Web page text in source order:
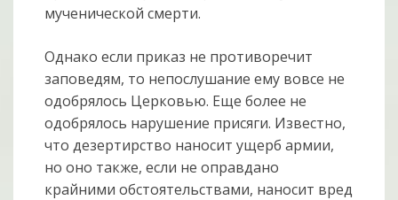
мученической смерти.
Однако если приказ не противоречит
заповедям, то непослушание ему вовсе не
одобрялось Церковью. Еще более не
одобрялось нарушение присяги. Известно,
что дезертирство наносит ущерб армии,
но оно также, если не оправдано
крайними обстоятельствами, наносит вред